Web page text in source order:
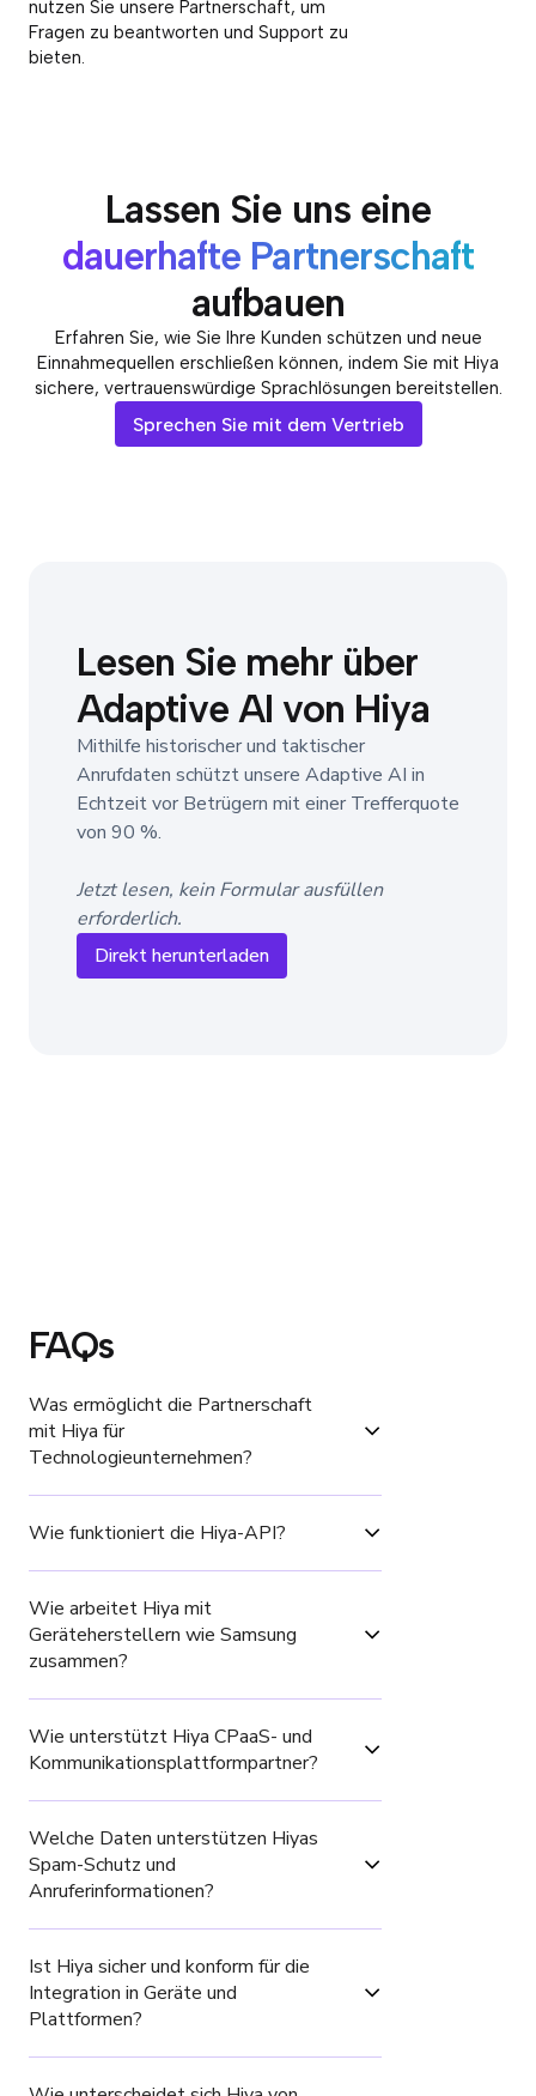
nutzen Sie unsere Partnerschaft, um
Fragen zu beantworten und Support zu
bieten.
Lassen Sie uns eine
dauerhafte Partnerschaft
aufbauen
Erfahren Sie, wie Sie Ihre Kunden schützen und neue
Einnahmequellen erschließen können, indem Sie mit Hiya
sichere, vertrauenswürdige Sprachlösungen bereitstellen.
Sprechen Sie mit dem Vertrieb
Lesen Sie mehr über
Adaptive AI von Hiya
Mithilfe historischer und taktischer
Anrufdaten schützt unsere Adaptive AI in
Echtzeit vor Betrügern mit einer Trefferquote
von 90 %.
Jetzt lesen, kein Formular ausfüllen
erforderlich.
Direkt herunterladen
FAQs
Was ermöglicht die Partnerschaft
mit Hiya für
Technologieunternehmen?
Wie funktioniert die Hiya-API?
Wie arbeitet Hiya mit
Geräteherstellern wie Samsung
zusammen?
Wie unterstützt Hiya CPaaS- und
Kommunikationsplattformpartner?
Welche Daten unterstützen Hiyas
Spam-Schutz und
Anruferinformationen?
Ist Hiya sicher und konform für die
Integration in Geräte und
Plattformen?